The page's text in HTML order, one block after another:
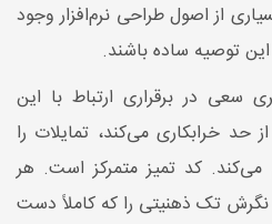
از اصول طراحی نرم‌افزار وجود
توصیه ساده باشند.
سعی در برقراری ارتباط با این
حد خرابکاری می‌کند، تمایلات را
کد تمیز متمرکز است. هر
تک ذهنیتی را که کاملاً دست